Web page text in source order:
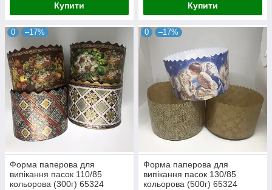
Купити Купити
0 –17%
Форма паперова для
випікання пасок 110/85
кольорова (300г) 65324
0 –17%
Форма паперова для
випікання пасок 130/85
кольорова (500г) 65324